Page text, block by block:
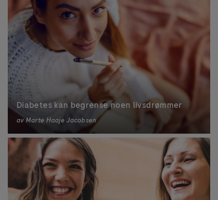
Diabetes kan begrense noen livsdrømmer
avMarte Haaje Jacobsen